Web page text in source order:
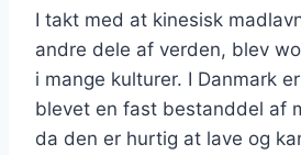
I takt med at kinesisk
andre dele af verden, blev
i mange kulturer. I Danmark
blevet en fast bestanddel af
da den er hurtig at lave og